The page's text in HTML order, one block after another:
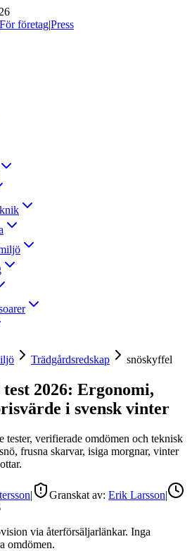
För företag|Press
Trädgårdsredskap snöskyffel
2026: Ergonomi,
i svensk vinter
tester, verifierade omdömen och teknisk
frusna skarvar, isiga morgnar, vinter
| Granskat av: Erik Larsson|
via återförsäljarlänkar. Inga
omdömen.